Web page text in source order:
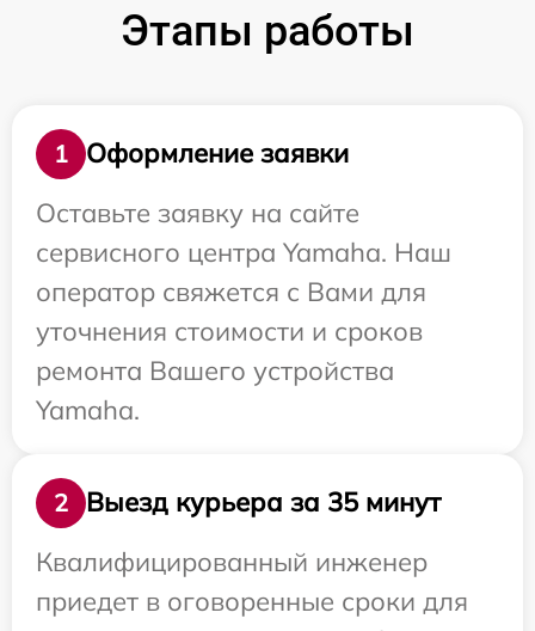
Этапы работы
1
Оформление заявки
Оставьте заявку на сайте
сервисного центра Yamaha. Наш
оператор свяжется с Вами для
уточнения стоимости и сроков
ремонта Вашего устройства
Yamaha.
2
Выезд курьера за 35 минут
Квалифицированный инженер
приедет в оговоренные сроки для